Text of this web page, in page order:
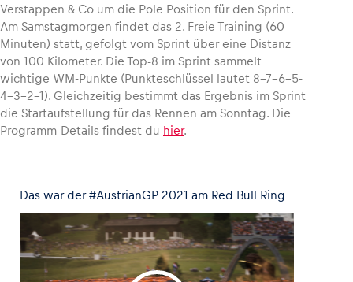
Verstappen & Co um die Pole Position für den Sprint.
Am Samstagmorgen findet das 2. Freie Training (60
Minuten) statt, gefolgt vom Sprint über eine Distanz
von 100 Kilometer. Die Top-8 im Sprint sammelt
wichtige WM-Punkte (Punkteschlüssel lautet 8-7-6-5-
4-3-2-1). Gleichzeitig bestimmt das Ergebnis im Sprint
die Startaufstellung für das Rennen am Sonntag. Die
Programm-Details findest du hier.
Das war der #AustrianGP 2021 am Red Bull Ring